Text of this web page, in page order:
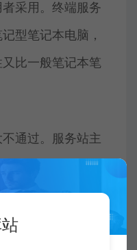
采用。终端服务
型笔记本电脑，
比一般笔记本笔
通过。服务站主
系统，而伺服器
列举了部分伺服
。